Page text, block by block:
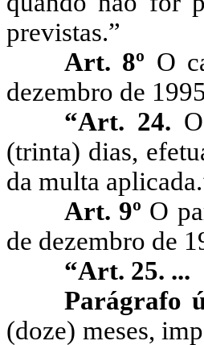
previstas.”
Art. 8º O
dezembro de
“Art. 24.
(trinta) dias,
da multa
Art. 9º O
de dezembro de
“Art. 25. ...
Parágrafo
(doze) meses,